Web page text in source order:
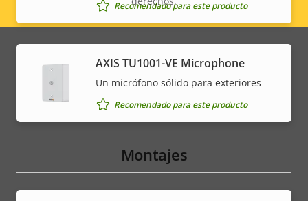
Recomendado para este producto
AXIS TU1001-VE Microphone
Un micrófono sólido para exteriores
Recomendado para este producto
Montajes
menu